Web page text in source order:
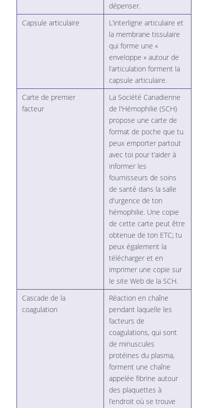
dépenser.
Capsule articulaire
L’interligne articulaire et
la membrane tissulaire
qui forme une «
enveloppe » autour de
l’articulation forment la
capsule articulaire.
Carte de premier
facteur
La Société Canadienne
de l'Hémophilie (SCH)
propose une carte de
format de poche que tu
peux emporter partout
avec toi pour t’aider à
informer les
fournisseurs de soins
de santé dans la salle
d'urgence de ton
hémophilie. Une copie
de cette carte peut être
obtenue de ton ETC; tu
peux également la
télécharger et en
imprimer une copie sur
le site Web de la SCH.
Cascade de la
coagulation
Réaction en chaîne
pendant laquelle les
facteurs de
coagulations, qui sont
de minuscules
protéines du plasma,
forment une chaîne
appelée fibrine autour
des plaquettes à
l’endroit où se trouve